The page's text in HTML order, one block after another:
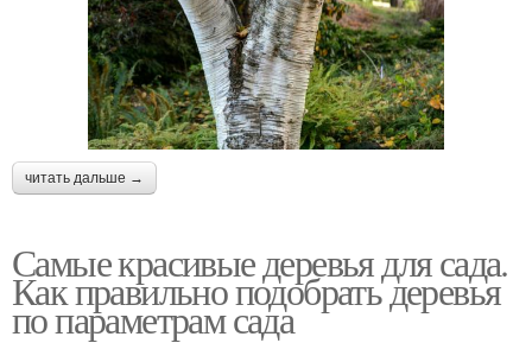
читать дальше →
Самые красивые деревья для сада.
Как правильно подобрать деревья
по параметрам сада